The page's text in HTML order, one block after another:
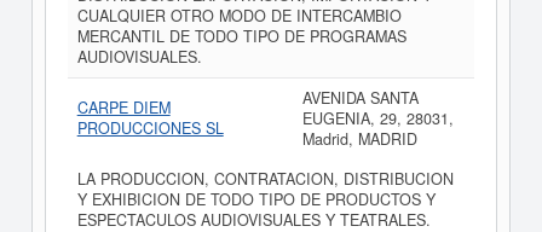
CUALQUIER OTRO MODO DE INTERCAMBIO
MERCANTIL DE TODO TIPO DE PROGRAMAS
AUDIOVISUALES.
CARPE DIEM
PRODUCCIONES SL
AVENIDA SANTA
EUGENIA, 29, 28031,
Madrid, MADRID
LA PRODUCCION, CONTRATACION, DISTRIBUCION
Y EXHIBICION DE TODO TIPO DE PRODUCTOS Y
ESPECTACULOS AUDIOVISUALES Y TEATRALES.